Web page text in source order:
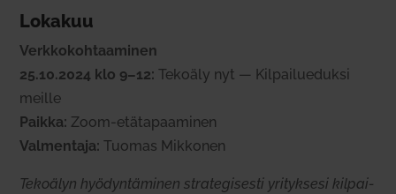
Lokakuu
Verk­ko­koh­taa­minen
25.10.2024 klo 9–12: Tekoäly nyt — Kil­pai­lue­duksi
meille
Paikka: Zoom-etä­ta­paa­minen
Val­mentaja: Tuomas Mik­konen
Tekoälyn hyö­dyn­tä­minen stra­te­gi­sesti yri­tyksesi kil­pai­